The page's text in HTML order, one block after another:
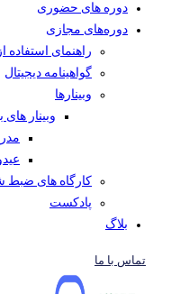
دوره های حضوری
دوره‌های مجازی
راهنمای استفاده
گواهینامه دیجیتال
وبینار‌ها
وبینار
کارگاه های ضبط
پادکست
بلاگ
تماس با ما